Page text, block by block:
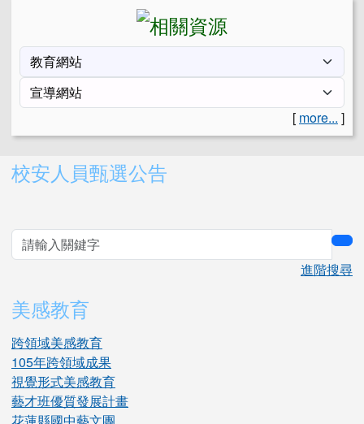
[ more... ]
右邊區域內容
校安人員甄選公告
進階搜尋
美感教育
跨領域美感教育
105年跨領域成果
視覺形式美感教育
藝才班優質發展計畫